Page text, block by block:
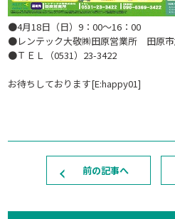
●4月18日（日）9：00～16：00
●レンテック大敬㈱田原営業所 田原市
●ＴＥＬ（0531）23-3422
お待ちしております[E:happy01]
前の記事へ